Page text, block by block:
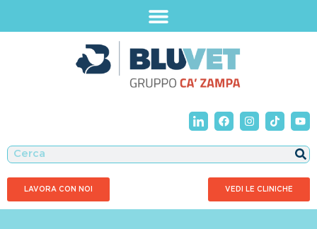
LAVORA CON NOI VEDI LE CLINICHE